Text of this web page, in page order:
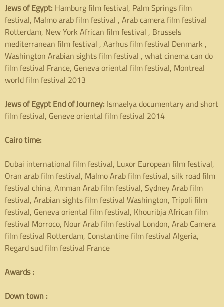
Jews of Egypt: Hamburg film festival, Palm Springs film
festival, Malmo arab film festival , Arab camera film festival
Rotterdam, New York African film festival , Brussels
mediterranean film festival , Aarhus film festival Denmark ,
Washington Arabian sights film festival , what cinema can do
film festival France, Geneva oriental film festival, Montreal
world film festival 2013
Jews of Egypt End of Journey: Ismaelya documentary and short
film festival, Geneve oriental film festival 2014
Cairo time:
Dubai international film festival, Luxor European film festival,
Oran arab film festival, Malmo Arab film festival, silk road film
festival china, Amman Arab film festival, Sydney Arab film
festival, Arabian sights film festival Washington, Tripoli film
festival, Geneva oriental film festival, Khouribja African film
festival Morroco, Nour Arab film festival London, Arab Camera
film festival Rotterdam, Constantine film festival Algeria,
Regard sud film festival France
Awards :
Down town :